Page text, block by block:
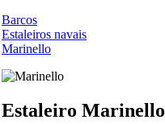
Barcos
Estaleiros navais
Marinello
Estaleiro Marinello